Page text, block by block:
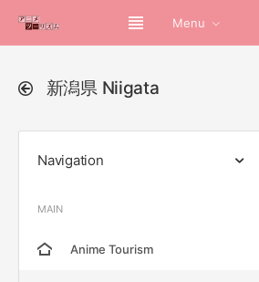
Menu
新潟県 Niigata
Navigation
MAIN
Anime Tourism